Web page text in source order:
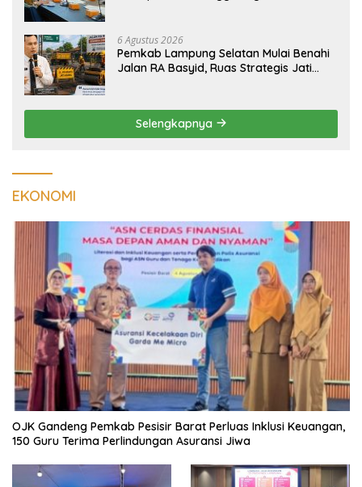
6 Agustus 2026
Pemkab Lampung Selatan Mulai Benahi
Jalan RA Basyid, Ruas Strategis Jati
Selengkapnya
EKONOMI
OJK Gandeng Pemkab Pesisir Barat Perluas Inklusi Keuangan,
150 Guru Terima Perlindungan Asuransi Jiwa